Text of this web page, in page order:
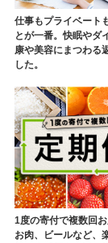
仕事もプライベート
とが一番。快眠やダ
康や美容にまつわる
した。
1度の寄付で複数回
お肉、ビールなど、